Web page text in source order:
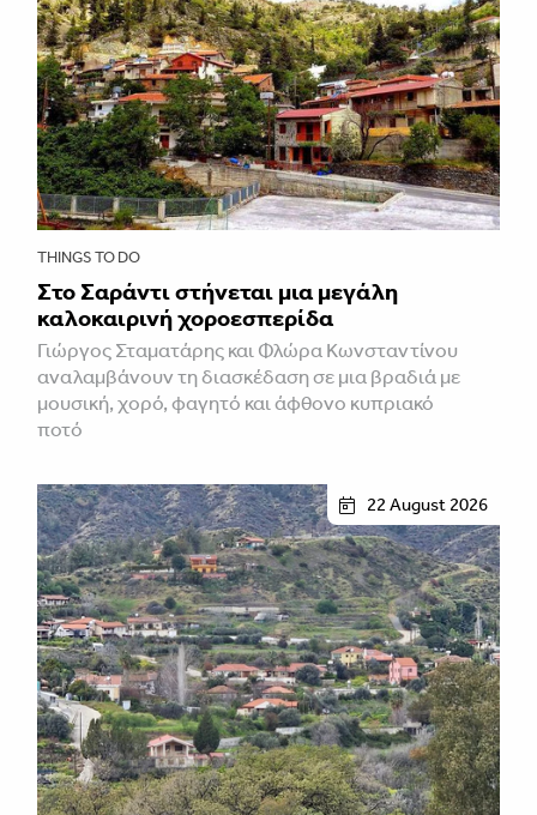
THINGS TO DO
Στο Σαράντι στήνεται μια μεγάλη
καλοκαιρινή χοροεσπερίδα
Γιώργος Σταματάρης και Φλώρα Κωνσταντίνου
αναλαμβάνουν τη διασκέδαση σε μια βραδιά με
μουσική, χορό, φαγητό και άφθονο κυπριακό
ποτό
22 August 2026